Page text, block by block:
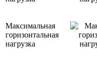
Максимальная
горизонтальная
нагрузка